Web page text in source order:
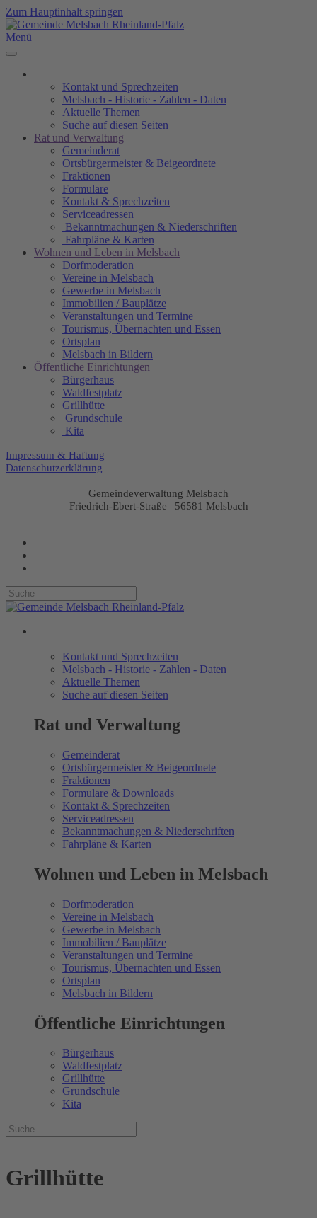
Zum Hauptinhalt springen
Menü
Kontakt und Sprechzeiten
Melsbach - Historie - Zahlen - Daten
Aktuelle Themen
Suche auf diesen Seiten
Rat und Verwaltung
Gemeinderat
Ortsbürgermeister & Beigeordnete
Fraktionen
Formulare
Kontakt & Sprechzeiten
Serviceadressen
Bekanntmachungen & Niederschriften
Fahrpläne & Karten
Wohnen und Leben in Melsbach
Dorfmoderation
Vereine in Melsbach
Gewerbe in Melsbach
Immobilien / Bauplätze
Veranstaltungen und Termine
Tourismus, Übernachten und Essen
Ortsplan
Melsbach in Bildern
Öffentliche Einrichtungen
Bürgerhaus
Waldfestplatz
Grillhütte
Grundschule
Kita
Impressum & Haftung
Datenschutzerklärung
Gemeindeverwaltung Melsbach
Friedrich-Ebert-Straße | 56581 Melsbach
Kontakt und Sprechzeiten
Melsbach - Historie - Zahlen - Daten
Aktuelle Themen
Suche auf diesen Seiten
Rat und Verwaltung
Gemeinderat
Ortsbürgermeister & Beigeordnete
Fraktionen
Formulare & Downloads
Kontakt & Sprechzeiten
Serviceadressen
Bekanntmachungen & Niederschriften
Fahrpläne & Karten
Wohnen und Leben in Melsbach
Dorfmoderation
Vereine in Melsbach
Gewerbe in Melsbach
Immobilien / Bauplätze
Veranstaltungen und Termine
Tourismus, Übernachten und Essen
Ortsplan
Melsbach in Bildern
Öffentliche Einrichtungen
Bürgerhaus
Waldfestplatz
Grillhütte
Grundschule
Kita
Grillhütte